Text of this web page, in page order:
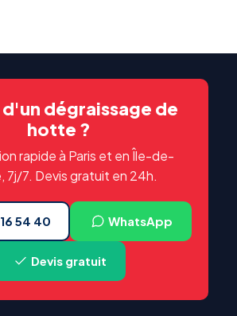
dégraissage de
hotte ?
rapide à Paris et en Île-de-
7j/7. Devis gratuit en 24h.
54 40 WhatsApp
Devis gratuit